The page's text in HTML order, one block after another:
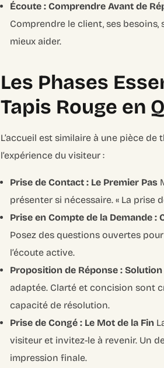
Écoute : Comprendre Avant de
Comprendre le client, ses besoins,
mieux aider.
Les Phases
Tapis Rouge en
L’accueil est similaire à une pièce
l’expérience du visiteur :
Prise de Contact : Le Premier Pas
présenter si nécessaire. « La prise
Prise en Compte de la Demande :
Posez des questions ouvertes
l’écoute active.
Proposition de Réponse :
adaptée. Clarté et concision sont
capacité de résolution.
Prise de Congé : Le Mot de la Fin
visiteur et invitez-le à revenir. Un
impression finale.